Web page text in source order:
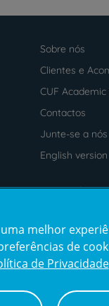
footer
Sobre nós
Clientes e
CUF
Contactos
Junte-se a nós
English version
Intermediação
Prémios
award4
melhor
de
de Privacidade